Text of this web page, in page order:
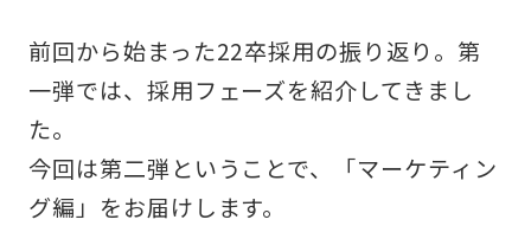
前回から始まった22卒採用の振り返り。第
一弾では、採用フェーズを紹介してきまし
た。
今回は第二弾ということで、「マーケティン
グ編」をお届けします。